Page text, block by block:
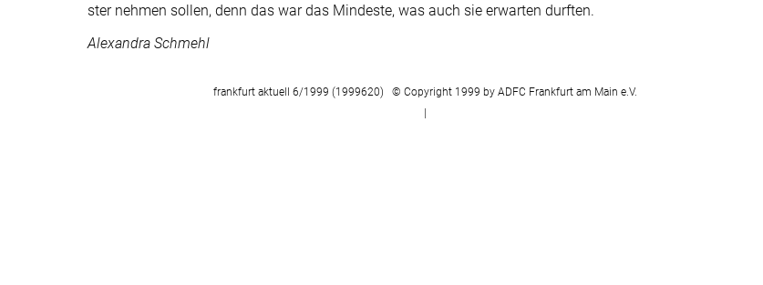
ster nehmen sollen, denn das war das Mindeste, was auch sie erwarten durften.
Alexandra Schmehl
frankfurt aktuell 6/1999 (1999620) © Copyright 1999 by ADFC Frankfurt am Main e.V.
|